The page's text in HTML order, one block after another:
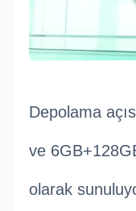
Depolama
ve
olarak